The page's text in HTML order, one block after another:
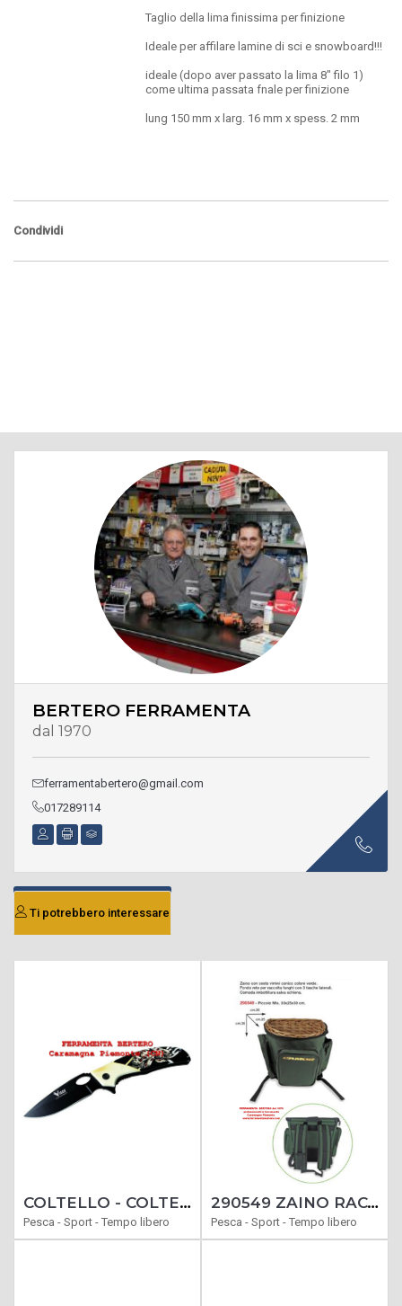
Taglio della lima finissima per finizione
Ideale per affilare lamine di sci e snowboard!!!
ideale (dopo aver passato la lima 8" filo 1)
come ultima passata fnale per finizione
lung 150 mm x larg. 16 mm x spess. 2 mm
Condividi
BERTERO FERRAMENTA
dal 1970
ferramentabertero@gmail.com
017289114
Ti potrebbero interessare
COLTELLO - COLTELLI SERRAMANICO CACCIA MODELLO FALCO
Pesca - Sport - Tempo libero
290549 ZAINO RACCOLTA FUNGHI CAMOR 30X30X25 CESTO VIMINI
Pesca - Sport - Tempo libero